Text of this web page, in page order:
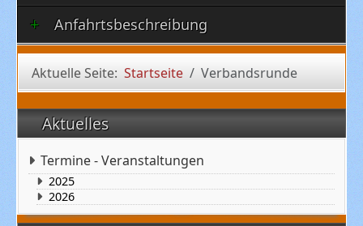
Anfahrtsbeschreibung
Aktuelle Seite: Startseite Verbandsrunde
Aktuelles
Termine - Veranstaltungen
2025
2026